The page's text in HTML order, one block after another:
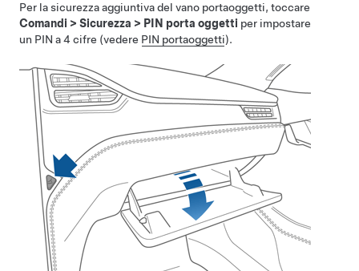
Per la sicurezza aggiuntiva del vano portaoggetti, toccare
Comandi > Sicurezza > PIN porta oggetti per impostare
un PIN a 4 cifre (vedere PIN portaoggetti).